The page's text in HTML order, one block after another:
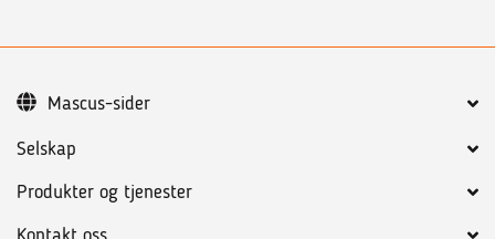
Selskap
Produkter og tjenester
Mascus-sider